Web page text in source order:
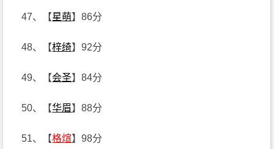
47、【星萌】86分
48、【梓绮】92分
49、【会圣】84分
50、【华眉】88分
51、【格煊】98分